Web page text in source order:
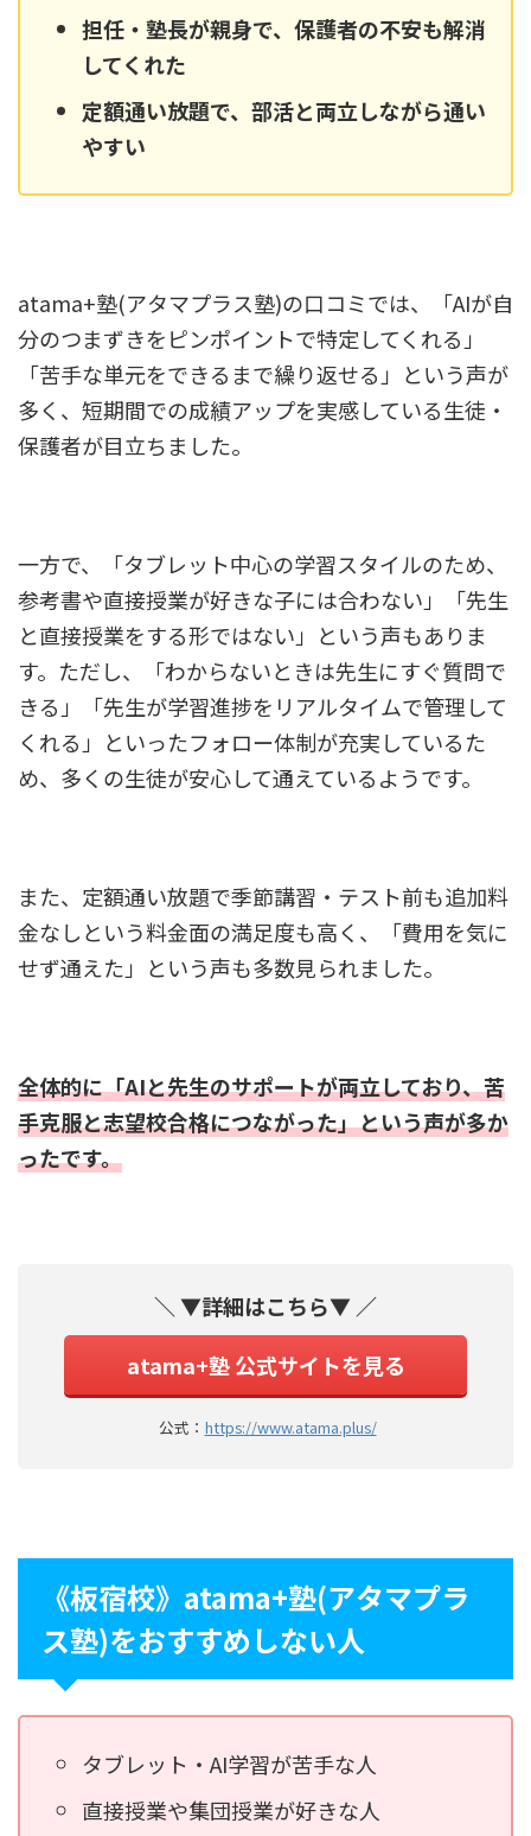
担任・塾長が親身で、保護者の不安も解消
してくれた
定額通い放題で、部活と両立しながら通い
やすい
atama+塾(アタマプラス塾)の口コミでは、「AIが自
分のつまずきをピンポイントで特定してくれる」
「苦手な単元をできるまで繰り返せる」という声が
多く、短期間での成績アップを実感している生徒・
保護者が目立ちました。
一方で、「タブレット中心の学習スタイルのため、
参考書や直接授業が好きな子には合わない」「先生
と直接授業をする形ではない」という声もありま
す。ただし、「わからないときは先生にすぐ質問で
きる」「先生が学習進捗をリアルタイムで管理して
くれる」といったフォロー体制が充実しているた
め、多くの生徒が安心して通えているようです。
また、定額通い放題で季節講習・テスト前も追加料
金なしという料金面の満足度も高く、「費用を気に
せず通えた」という声も多数見られました。
全体的に「AIと先生のサポートが両立しており、苦
手克服と志望校合格につながった」という声が多か
ったです。
＼ ▼詳細はこちら▼ ／
atama+塾 公式サイトを見る
公式： https://www.atama.plus/
《板宿校》atama+塾(アタマプラ
ス塾)をおすすめしない人
タブレット・AI学習が苦手な人
直接授業や集団授業が好きな人